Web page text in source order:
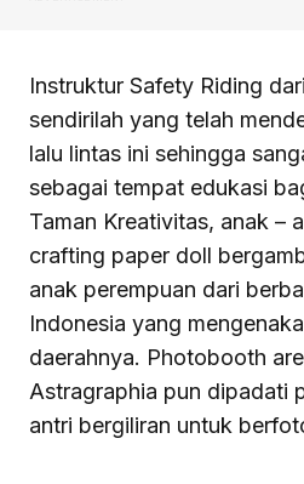
Instruktur Safety Riding
sendirilah yang telah
lalu lintas ini sehingga
sebagai tempat edukasi
Taman Kreativitas, anak –
crafting paper doll
anak perempuan dari
Indonesia yang
daerahnya. Photobooth
Astragraphia pun dipadati
antri bergiliran untuk